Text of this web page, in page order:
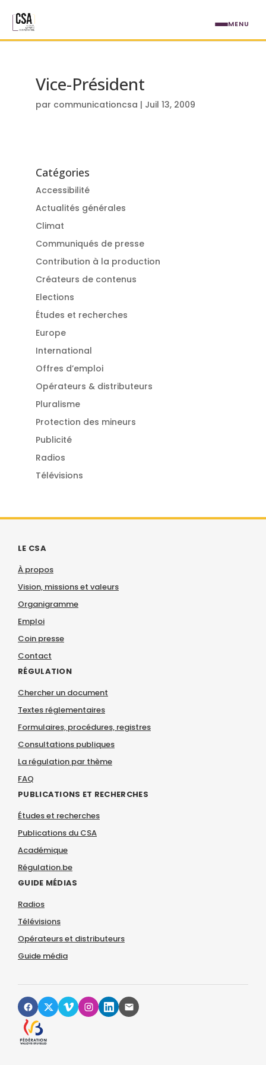
Vice-Président
par communicationcsa | Juil 13, 2009
Catégories
Accessibilité
Actualités générales
Climat
Communiqués de presse
Contribution à la production
Créateurs de contenus
Elections
Études et recherches
Europe
International
Offres d’emploi
Opérateurs & distributeurs
Pluralisme
Protection des mineurs
Publicité
Radios
Télévisions
LE CSA
À propos
Vision, missions et valeurs
Organigramme
Emploi
Coin presse
Contact
RÉGULATION
Chercher un document
Textes réglementaires
Formulaires, procédures, registres
Consultations publiques
La régulation par thème
FAQ
PUBLICATIONS ET RECHERCHES
Études et recherches
Publications du CSA
Académique
Régulation.be
GUIDE MÉDIAS
Radios
Télévisions
Opérateurs et distributeurs
Guide média
MENU